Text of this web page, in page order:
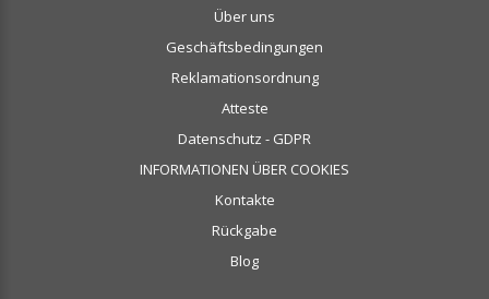
Über uns
Geschäftsbedingungen
Reklamationsordnung
Atteste
Datenschutz - GDPR
INFORMATIONEN ÜBER COOKIES
Kontakte
Rückgabe
Blog